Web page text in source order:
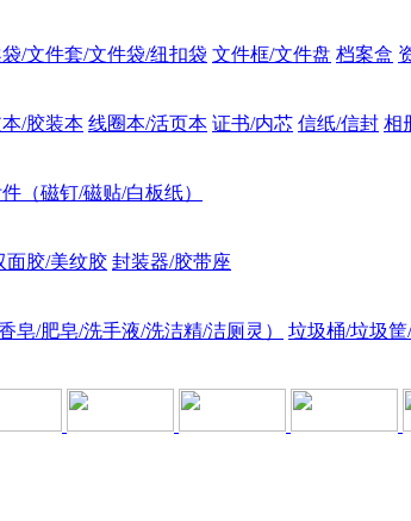
/文件套/文件袋/纽扣袋 文件框/文件盘 档案盒
/胶装本 线圈本/活页本 证书/内芯 信纸/信封 相
（磁钉/磁贴/白板纸）
面胶/美纹胶 封装器/胶带座
皂/肥皂/洗手液/洗洁精/洁厕灵）
垃圾桶/垃圾